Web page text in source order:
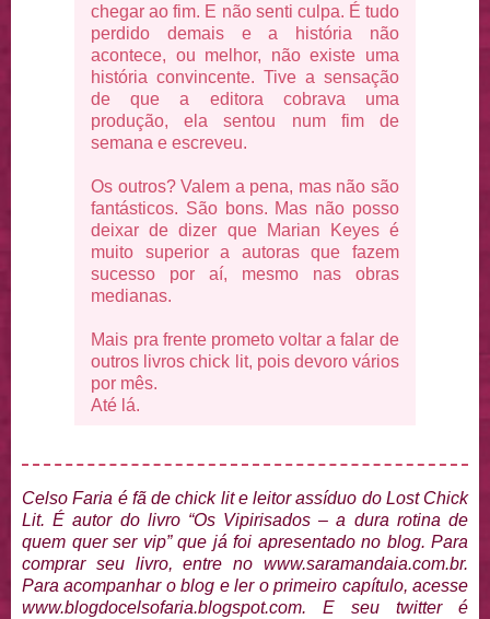
chegar ao fim. E não senti culpa. É tudo
perdido demais e a história não
acontece, ou melhor, não existe uma
história convincente. Tive a sensação
de que a editora cobrava uma
produção, ela sentou num fim de
semana e escreveu.
Os outros? Valem a pena, mas não são
fantásticos. São bons. Mas não posso
deixar de dizer que Marian Keyes é
muito superior a autoras que fazem
sucesso por aí, mesmo nas obras
medianas.
Mais pra frente prometo voltar a falar de
outros livros chick lit, pois devoro vários
por mês.
Até lá.
Celso Faria é fã de chick lit e leitor assíduo do Lost Chick
Lit. É autor do livro “Os Vipirisados – a dura rotina de
quem quer ser vip” que já foi apresentado no blog. Para
comprar seu livro, entre no www.saramandaia.com.br.
Para acompanhar o blog e ler o primeiro capítulo, acesse
www.blogdocelsofaria.blogspot.com. E seu twitter é